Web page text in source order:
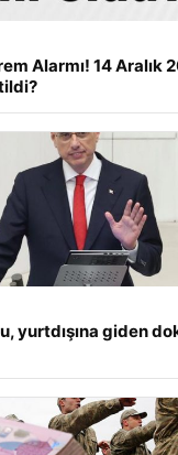
Alarmı! 14 Aralık
yurtdışına giden